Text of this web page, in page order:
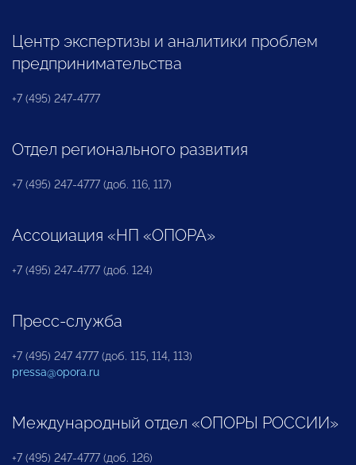
Центр экспертизы и аналитики проблем
предпринимательства
+7 (495) 247-4777
Отдел регионального развития
+7 (495) 247-4777 (доб. 116, 117)
Ассоциация «НП «ОПОРА»
+7 (495) 247-4777 (доб. 124)
Пресс-служба
+7 (495) 247 4777 (доб. 115, 114, 113)
pressa@opora.ru
Международный отдел «ОПОРЫ РОССИИ»
+7 (495) 247-4777 (доб. 126)